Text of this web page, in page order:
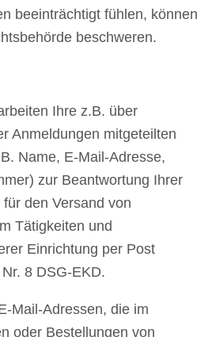
beeinträchtigt fühlen, können
beschweren.
Ihre z.B. über
Anmeldungen mitgeteilten
Name, E-Mail-Adresse,
zur Beantwortung Ihrer
den Versand von
Tätigkeiten und
Einrichtung per Post
8 DSG-EKD.
Mail-Adressen, die im
oder Bestellungen von